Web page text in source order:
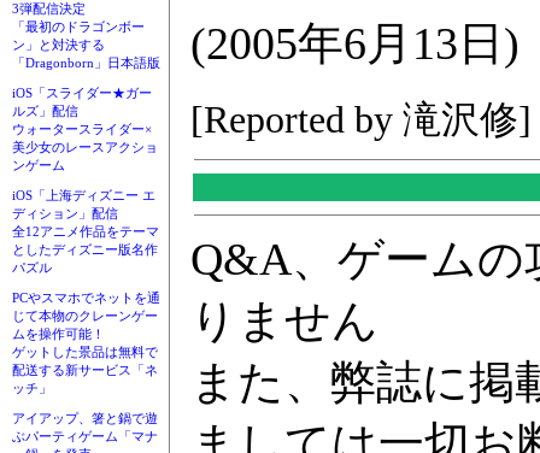
3弾配信決定
「最初のドラゴンボー
ン」と対決する
「Dragonborn」日本語版
iOS「スライダー★ガー
ルズ」配信
ウォータースライダー×
美少女のレースアクショ
ンゲーム
iOS「上海ディズニー エ
ディション」配信
全12アニメ作品をテーマ
としたディズニー版名作
パズル
PCやスマホでネットを通
じて本物のクレーンゲー
ムを操作可能！
ゲットした景品は無料で
配送する新サービス「ネ
ッチ」
アイアップ、箸と鍋で遊
ぶパーティゲーム「マナ
(2005年6月13日)
[Reported by 滝沢修]
Q&A、ゲーム
りません
また、弊誌に掲